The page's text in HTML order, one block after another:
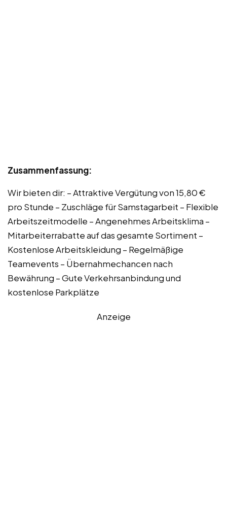
Zusammenfassung:
Wir bieten dir: – Attraktive Vergütung von 15,80 €
pro Stunde – Zuschläge für Samstagarbeit – Flexible
Arbeitszeitmodelle – Angenehmes Arbeitsklima –
Mitarbeiterrabatte auf das gesamte Sortiment –
Kostenlose Arbeitskleidung – Regelmäßige
Teamevents – Übernahmechancen nach
Bewährung – Gute Verkehrsanbindung und
kostenlose Parkplätze
Anzeige